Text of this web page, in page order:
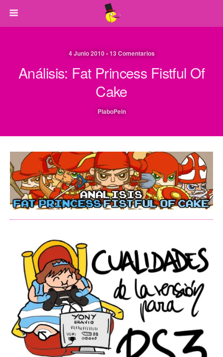
4 Junio 2010 • 13 Comentarios
Análisis: Fat Princess Fistful Of
Cake
PlaboPein